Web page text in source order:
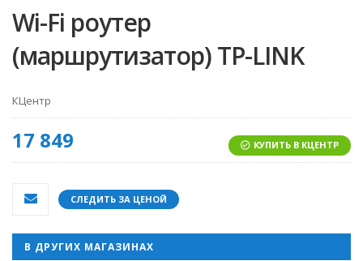
Wi-Fi роутер
(маршрутизатор) TP-LINK
КЦентр
17 849 КУПИТЬ В КЦЕНТР
СЛЕДИТЬ ЗА ЦЕНОЙ
В ДРУГИХ МАГАЗИНАХ